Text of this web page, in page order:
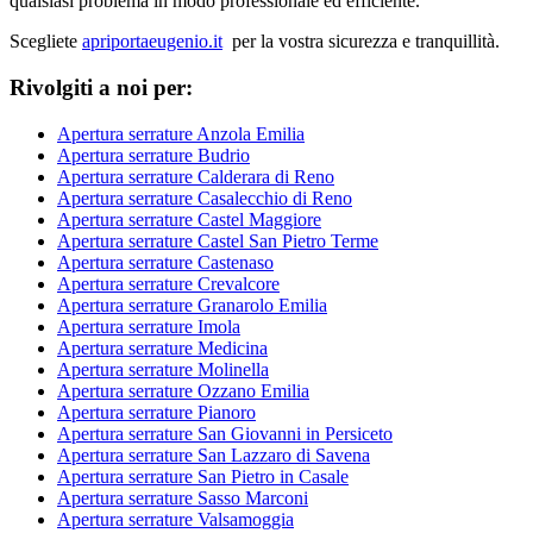
Scegliete apriportaeugenio.itper la vostra sicurezza e tranquillità.
Rivolgiti a noi per:
Apertura serrature Anzola Emilia
Apertura serrature Budrio
Apertura serrature Calderara di Reno
Apertura serrature Casalecchio di Reno
Apertura serrature Castel Maggiore
Apertura serrature Castel San Pietro Terme
Apertura serrature Castenaso
Apertura serrature Crevalcore
Apertura serrature Granarolo Emilia
Apertura serrature Imola
Apertura serrature Medicina
Apertura serrature Molinella
Apertura serrature Ozzano Emilia
Apertura serrature Pianoro
Apertura serrature San Giovanni in Persiceto
Apertura serrature San Lazzaro di Savena
Apertura serrature San Pietro in Casale
Apertura serrature Sasso Marconi
Apertura serrature Valsamoggia